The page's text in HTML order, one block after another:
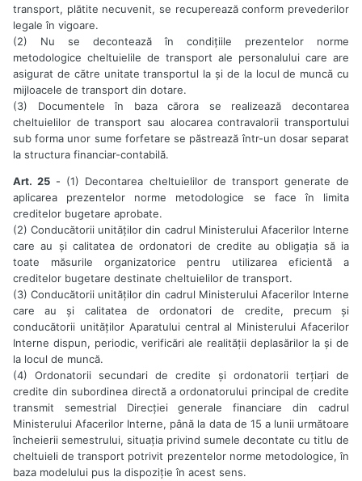
transport, plătite necuvenit, se recuperează conform prevederilor
legale în vigoare.
(2) Nu se decontează în condițiile prezentelor norme
metodologice cheltuielile de transport ale personalului care are
asigurat de către unitate transportul la și de la locul de muncă cu
mijloacele de transport din dotare.
(3) Documentele în baza cărora se realizează decontarea
cheltuielilor de transport sau alocarea contravalorii transportului
sub forma unor sume forfetare se păstrează într-un dosar separat
la structura financiar-contabilă.
Art. 25 - (1) Decontarea cheltuielilor de transport generate de
aplicarea prezentelor norme metodologice se face în limita
creditelor bugetare aprobate.
(2) Conducătorii unităților din cadrul Ministerului Afacerilor Interne
care au și calitatea de ordonatori de credite au obligația să ia
toate măsurile organizatorice pentru utilizarea eficientă a
creditelor bugetare destinate cheltuielilor de transport.
(3) Conducătorii unităților din cadrul Ministerului Afacerilor Interne
care au și calitatea de ordonatori de credite, precum și
conducătorii unităților Aparatului central al Ministerului Afacerilor
Interne dispun, periodic, verificări ale realității deplasărilor la și de
la locul de muncă.
(4) Ordonatorii secundari de credite și ordonatorii terțiari de
credite din subordinea directă a ordonatorului principal de credite
transmit semestrial Direcției generale financiare din cadrul
Ministerului Afacerilor Interne, până la data de 15 a lunii următoare
încheierii semestrului, situația privind sumele decontate cu titlu de
cheltuieli de transport potrivit prezentelor norme metodologice, în
baza modelului pus la dispoziție în acest sens.